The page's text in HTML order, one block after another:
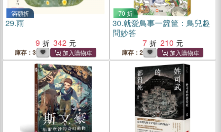
滿額折
29.雨
9
342
庫存：3
70 折
30.就愛鳥事一籮筐：鳥兒趣
問妙答
7
210
庫存：2